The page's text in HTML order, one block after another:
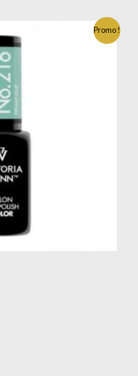
Promo !